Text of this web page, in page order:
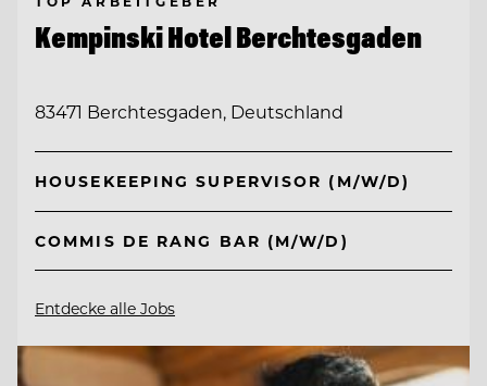
Kempinski Hotel Berchtesgaden
83471 Berchtesgaden, Deutschland
HOUSEKEEPING SUPERVISOR (M/W/D)
COMMIS DE RANG BAR (M/W/D)
Entdecke alle Jobs